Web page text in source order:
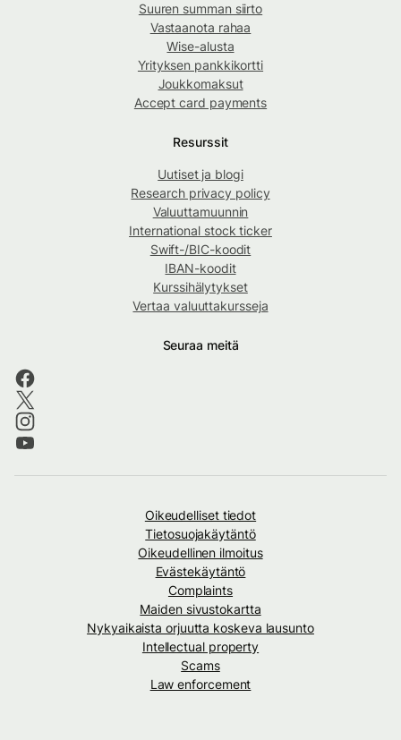
Suuren summan siirto
Vastaanota rahaa
Wise-alusta
Yrityksen pankkikortti
Joukkomaksut
Accept card payments
Resurssit
Uutiset ja blogi
Research privacy policy
Valuuttamuunnin
International stock ticker
Swift-/BIC-koodit
IBAN-koodit
Kurssihälytykset
Vertaa valuuttakursseja
Seuraa meitä
Oikeudelliset tiedot
Tietosuojakäytäntö
Oikeudellinen ilmoitus
Evästekäytäntö
Complaints
Maiden sivustokartta
Nykyaikaista orjuutta koskeva lausunto
Intellectual property
Scams
Law enforcement